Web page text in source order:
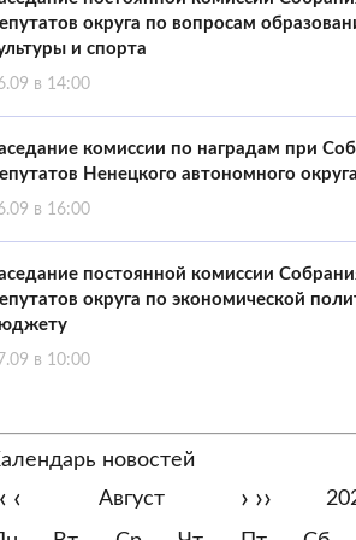
округа по вопросам
и спорта
в 14:00
комиссии по наградам при
Ненецкого автономного округа
в 16:00
постоянной комиссии
округа по экономической
в 10:00
новостей
‹ Август › ››